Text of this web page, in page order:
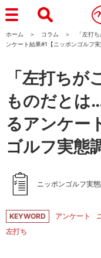
ホーム コラム
「左打
ンケート結果#1【ニッポンゴルフ実
「左打ち
ものだとは
るアンケー
ゴルフ実態
ニッポンゴルフ実
KEYWORD アンケート
左打ち